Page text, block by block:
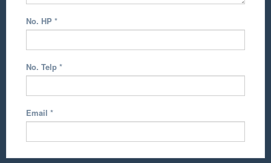
No. HP *
No. Telp *
Email *